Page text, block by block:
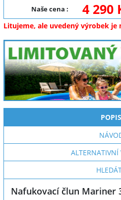
Naše cena : 4 290
Litujeme, ale uvedený výrobek
POPIS
ALTERNATIVNÍ
Nafukovací člun Mariner